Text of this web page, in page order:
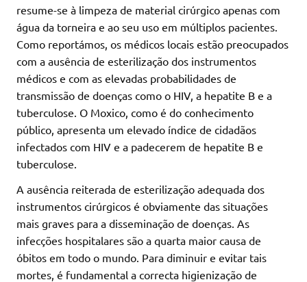
resume-se à limpeza de material cirúrgico apenas com
água da torneira e ao seu uso em múltiplos pacientes.
Como reportámos, os médicos locais estão preocupados
com a ausência de esterilização dos instrumentos
médicos e com as elevadas probabilidades de
transmissão de doenças como o HIV, a hepatite B e a
tuberculose. O Moxico, como é do conhecimento
público, apresenta um elevado índice de cidadãos
infectados com HIV e a padecerem de hepatite B e
tuberculose.
A ausência reiterada de esterilização adequada dos
instrumentos cirúrgicos é obviamente das situações
mais graves para a disseminação de doenças. As
infecções hospitalares são a quarta maior causa de
óbitos em todo o mundo. Para diminuir e evitar tais
mortes, é fundamental a correcta higienização de